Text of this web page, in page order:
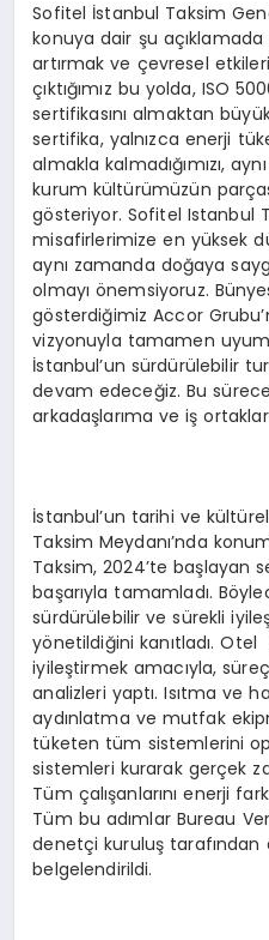
Sofitel İstanbul Taksim
konuya dair şu açıklamada
artırmak ve çevresel
çıktığımız bu yolda, ISO
sertifikasını almaktan
sertifika, yalnızca enerji
almakla kalmadığımızı,
kurum kültürümüzün
gösteriyor. Sofitel Istanbul
misafirlerimize en yüksek
aynı zamanda doğaya
olmayı önemsiyoruz.
gösterdiğimiz Accor
vizyonuyla tamamen
İstanbul’un sürdürülebilir
devam edeceğiz. Bu
arkadaşlarıma ve iş
İstanbul’un tarihi ve
Taksim Meydanı’nda
Taksim, 2024’te başlayan
başarıyla tamamladı.
sürdürülebilir ve sürekli
yönetildiğini kanıtladı. Otel
iyileştirmek amacıyla,
analizleri yaptı. Isıtma ve
aydınlatma ve mutfak
tüketen tüm sistemlerini
sistemleri kurarak gerçek
Tüm çalışanlarını enerji
Tüm bu adımlar Bureau
denetçi kuruluş
belgelendirildi.